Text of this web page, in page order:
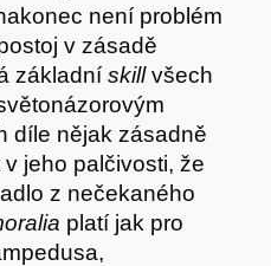
není problém
v zásadě
základní skillvšech
díle nějak zásadně
jeho palčivosti, že
z nečekaného
platí jak pro